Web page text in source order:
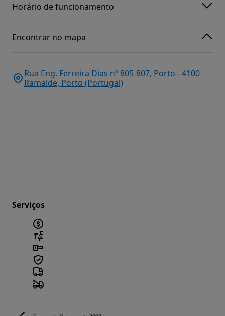
Horário de funcionamento
Encontrar no mapa
Rua Eng. Ferreira Dias nº 805-807, Porto - 4100
Ramalde, Porto (Portugal)
Serviços